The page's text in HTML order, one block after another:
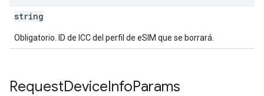
string
Obligatorio. ID de ICC del perfil de eSIM que se borrará.
RequestDeviceInfoParams